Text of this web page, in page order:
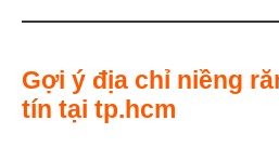
Gợi ý địa chỉ niềng
tín tại tp.hcm